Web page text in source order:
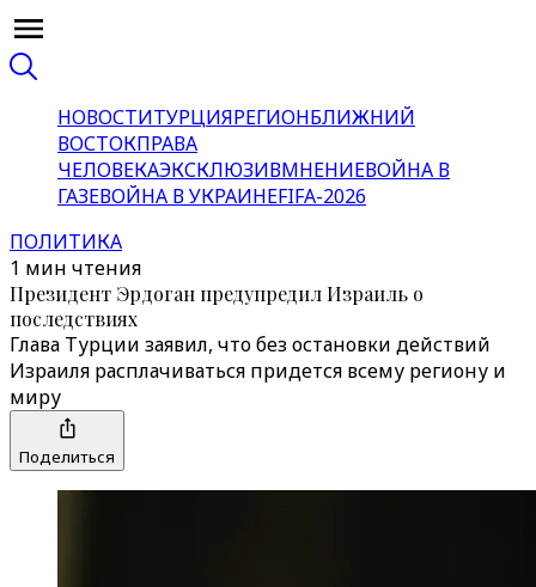
НОВОСТИТУРЦИЯРЕГИОНБЛИЖНИЙ
ВОСТОКПРАВА
ЧЕЛОВЕКАЭКСКЛЮЗИВМНЕНИЕВОЙНА В
ГАЗЕВОЙНА В УКРАИНЕFIFA-2026
ПОЛИТИКА
1 мин чтения
Президент Эрдоган предупредил Израиль о
последствиях
Глава Турции заявил, что без остановки действий
Израиля расплачиваться придется всему региону и
миру
Поделиться